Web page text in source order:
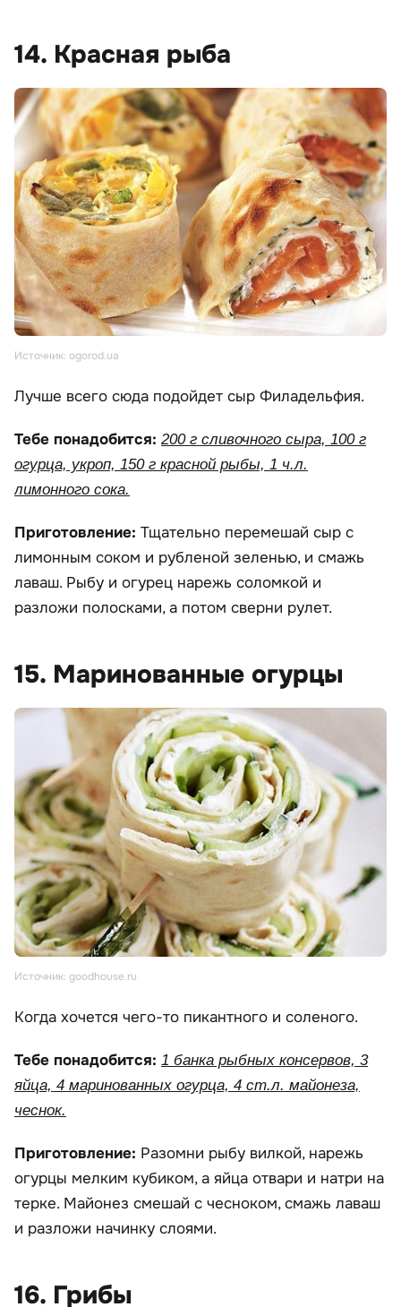
14. Красная рыба
Источник: ogorod.ua
Лучше всего сюда подойдет сыр Филадельфия.
Тебе понадобится: 200 г сливочного сыра, 100 г
огурца, укроп, 150 г красной рыбы, 1 ч.л.
лимонного сока.
Приготовление: Тщательно перемешай сыр с
лимонным соком и рубленой зеленью, и смажь
лаваш. Рыбу и огурец нарежь соломкой и
разложи полосками, а потом сверни рулет.
15. Маринованные огурцы
Источник: goodhouse.ru
Когда хочется чего-то пикантного и соленого.
Тебе понадобится: 1 банка рыбных консервов, 3
яйца, 4 маринованных огурца, 4 ст.л. майонеза,
чеснок.
Приготовление: Разомни рыбу вилкой, нарежь
огурцы мелким кубиком, а яйца отвари и натри на
терке. Майонез смешай с чесноком, смажь лаваш
и разложи начинку слоями.
16. Грибы